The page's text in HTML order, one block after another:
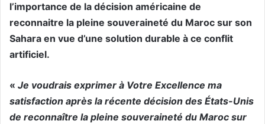
l’importance de la décision américaine de
reconnaitre la pleine souveraineté du Maroc sur son
Sahara en vue d’une solution durable à ce conflit
artificiel.
« Je voudrais exprimer à Votre Excellence ma
satisfaction après la récente décision des États-Unis
de reconnaître la pleine souveraineté du Maroc sur